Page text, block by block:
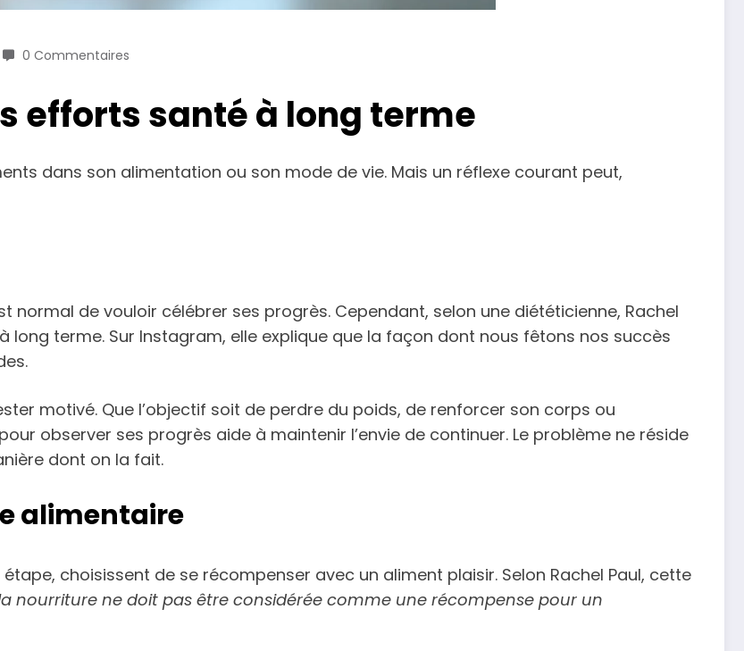
0 Commentaires
efforts santé à long terme
dans son alimentation ou son mode de vie. Mais un réflexe courant peut,
normal de vouloir célébrer ses progrès. Cependant, selon une diététicienne, Rachel
terme. Sur Instagram, elle explique que la façon dont nous fêtons nos succès
motivé. Que l’objectif soit de perdre du poids, de renforcer son corps ou
observer ses progrès aide à maintenir l’envie de continuer. Le problème ne réside
dont on la fait.
alimentaire
choisissent de se récompenser avec un aliment plaisir. Selon Rachel Paul, cette
nourriture ne doit pas être considérée comme une récompense pour un